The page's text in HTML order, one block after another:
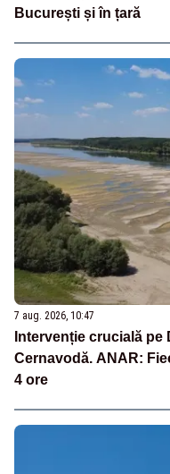
București și în țară
7 aug. 2026, 10:47
Intervenție crucială
Cernavodă. ANAR:
4 ore